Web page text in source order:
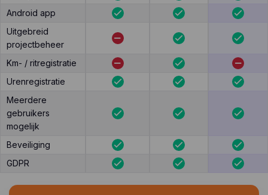
Android app
Uitgebreid
projectbeheer
Km- / ritregistratie
Urenregistratie
Meerdere
gebruikers
mogelijk
Beveiliging
GDPR